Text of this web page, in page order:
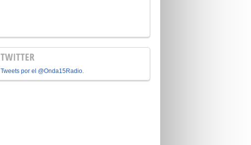
TWITTER
Tweets por el @Onda15Radio.